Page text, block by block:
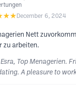
December 6, 2024
Nett
zu arbeiten.
Esra, Top Menagerien.
A pleasure to